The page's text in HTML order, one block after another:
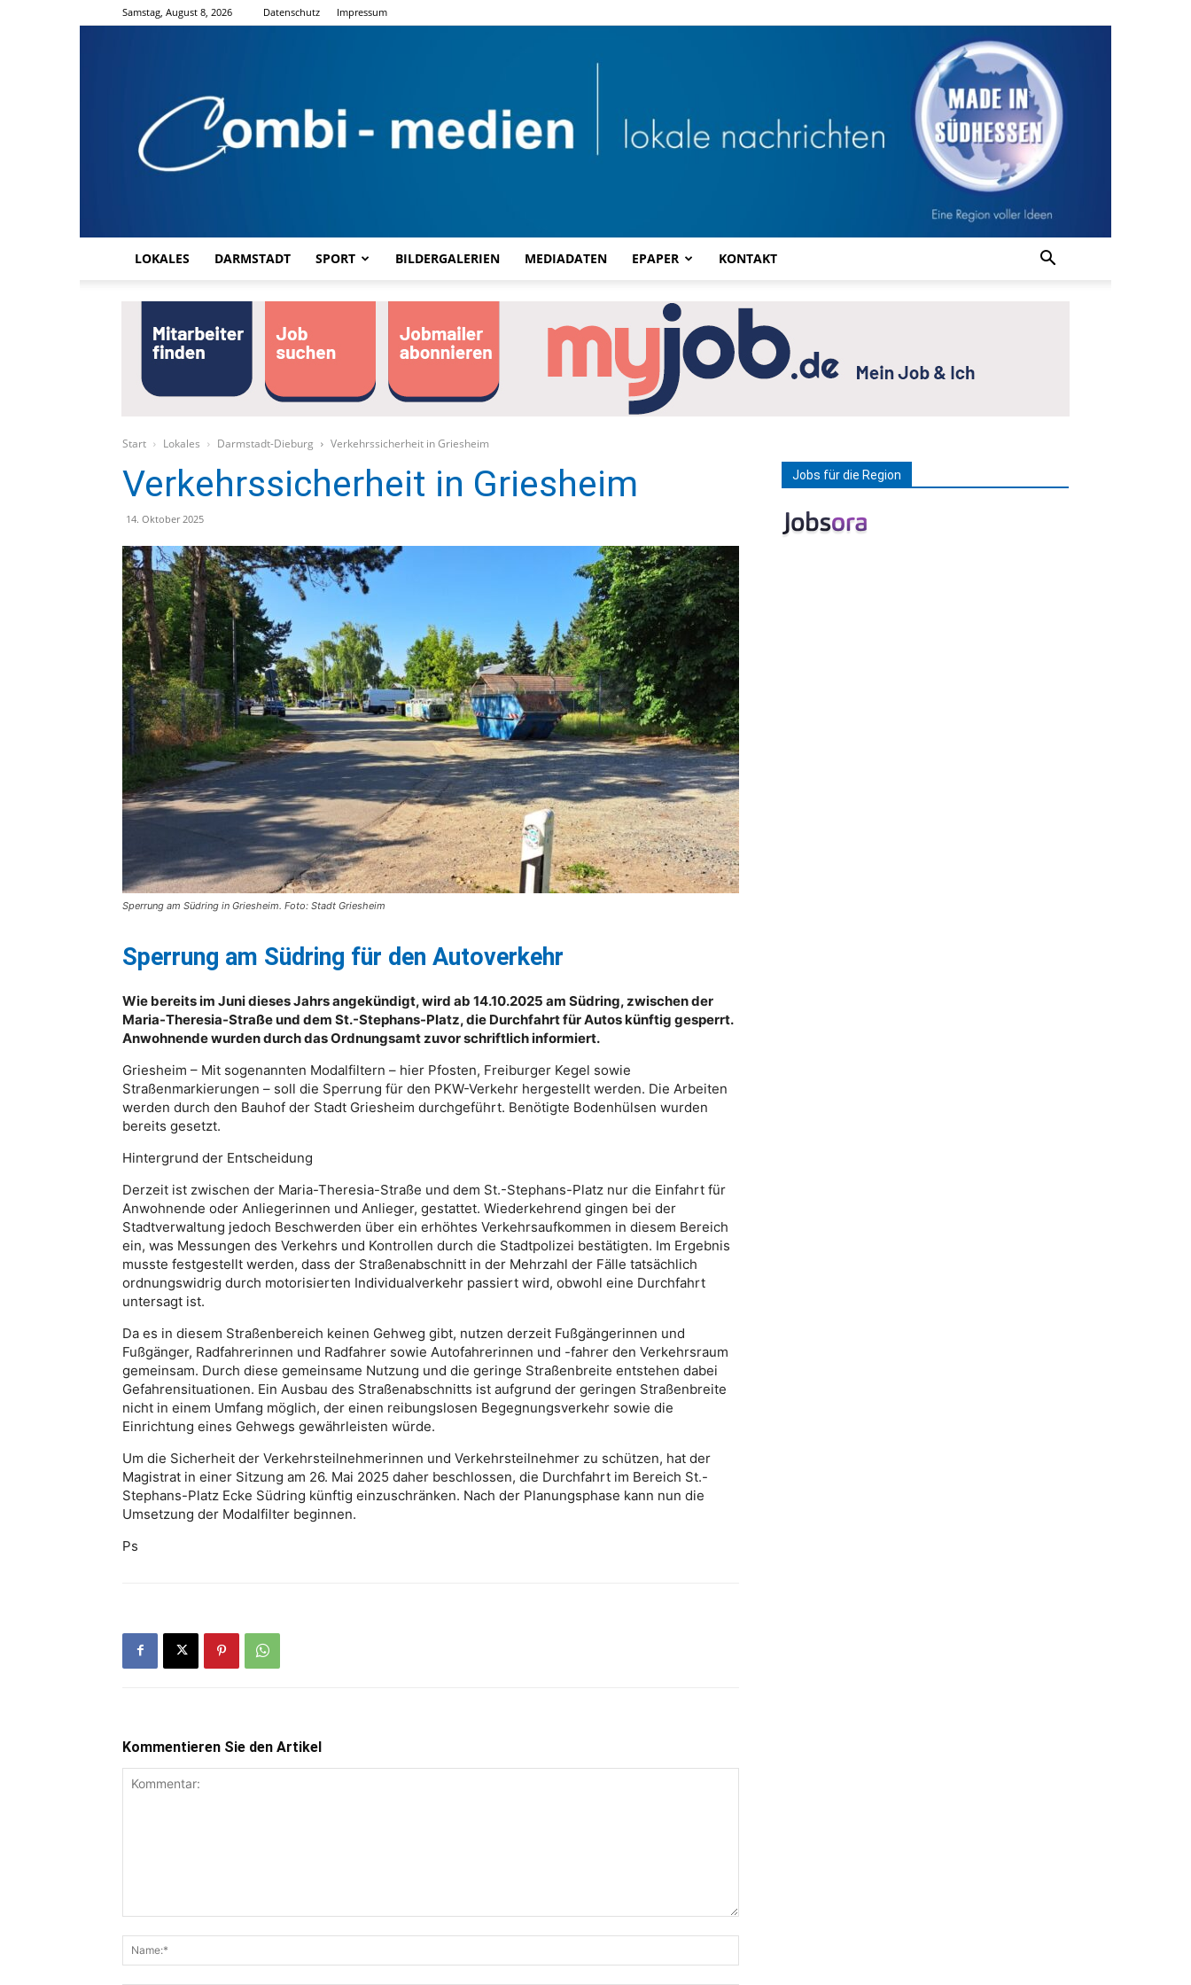
Samstag, August 8, 2026 Datenschutz Impressum
LOKALES DARMSTADT SPORT BILDERGALERIEN MEDIADATEN EPAPER KONTAKT
Start Lokales Darmstadt-Dieburg Verkehrssicherheit in Griesheim
Verkehrssicherheit in Griesheim
14. Oktober 2025
Sperrung am Südring in Griesheim. Foto: Stadt Griesheim
Sperrung am Südring für den Autoverkehr
Wie bereits im Juni dieses Jahrs angekündigt, wird ab 14.10.2025 am Südring, zwischen der
Maria-Theresia-Straße und dem St.-Stephans-Platz, die Durchfahrt für Autos künftig gesperrt.
Anwohnende wurden durch das Ordnungsamt zuvor schriftlich informiert.
Griesheim – Mit sogenannten Modalfiltern – hier Pfosten, Freiburger Kegel sowie
Straßenmarkierungen – soll die Sperrung für den PKW-Verkehr hergestellt werden. Die Arbeiten
werden durch den Bauhof der Stadt Griesheim durchgeführt. Benötigte Bodenhülsen wurden
bereits gesetzt.
Hintergrund der Entscheidung
Derzeit ist zwischen der Maria-Theresia-Straße und dem St.-Stephans-Platz nur die Einfahrt für
Anwohnende oder Anliegerinnen und Anlieger, gestattet. Wiederkehrend gingen bei der
Stadtverwaltung jedoch Beschwerden über ein erhöhtes Verkehrsaufkommen in diesem Bereich
ein, was Messungen des Verkehrs und Kontrollen durch die Stadtpolizei bestätigten. Im Ergebnis
musste festgestellt werden, dass der Straßenabschnitt in der Mehrzahl der Fälle tatsächlich
ordnungswidrig durch motorisierten Individualverkehr passiert wird, obwohl eine Durchfahrt
untersagt ist.
Da es in diesem Straßenbereich keinen Gehweg gibt, nutzen derzeit Fußgängerinnen und
Fußgänger, Radfahrerinnen und Radfahrer sowie Autofahrerinnen und -fahrer den Verkehrsraum
gemeinsam. Durch diese gemeinsame Nutzung und die geringe Straßenbreite entstehen dabei
Gefahrensituationen. Ein Ausbau des Straßenabschnitts ist aufgrund der geringen Straßenbreite
nicht in einem Umfang möglich, der einen reibungslosen Begegnungsverkehr sowie die
Einrichtung eines Gehwegs gewährleisten würde.
Um die Sicherheit der Verkehrsteilnehmerinnen und Verkehrsteilnehmer zu schützen, hat der
Magistrat in einer Sitzung am 26. Mai 2025 daher beschlossen, die Durchfahrt im Bereich St.-
Stephans-Platz Ecke Südring künftig einzuschränken. Nach der Planungsphase kann nun die
Umsetzung der Modalfilter beginnen.
Ps
Kommentieren Sie den Artikel
Jobs für die Region